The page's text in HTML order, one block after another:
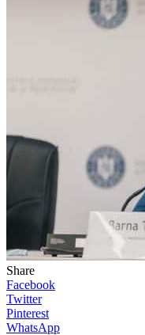
Share
Facebook
Twitter
Pinterest
WhatsApp